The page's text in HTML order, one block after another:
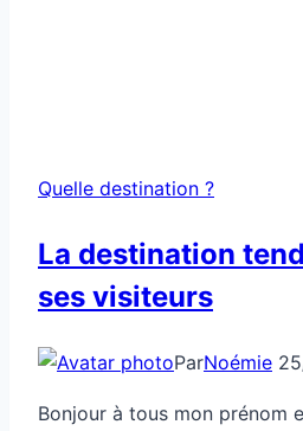
Quelle destination ?
La destination
ses visiteurs
ParNoémie
Bonjour à tous mon prénom